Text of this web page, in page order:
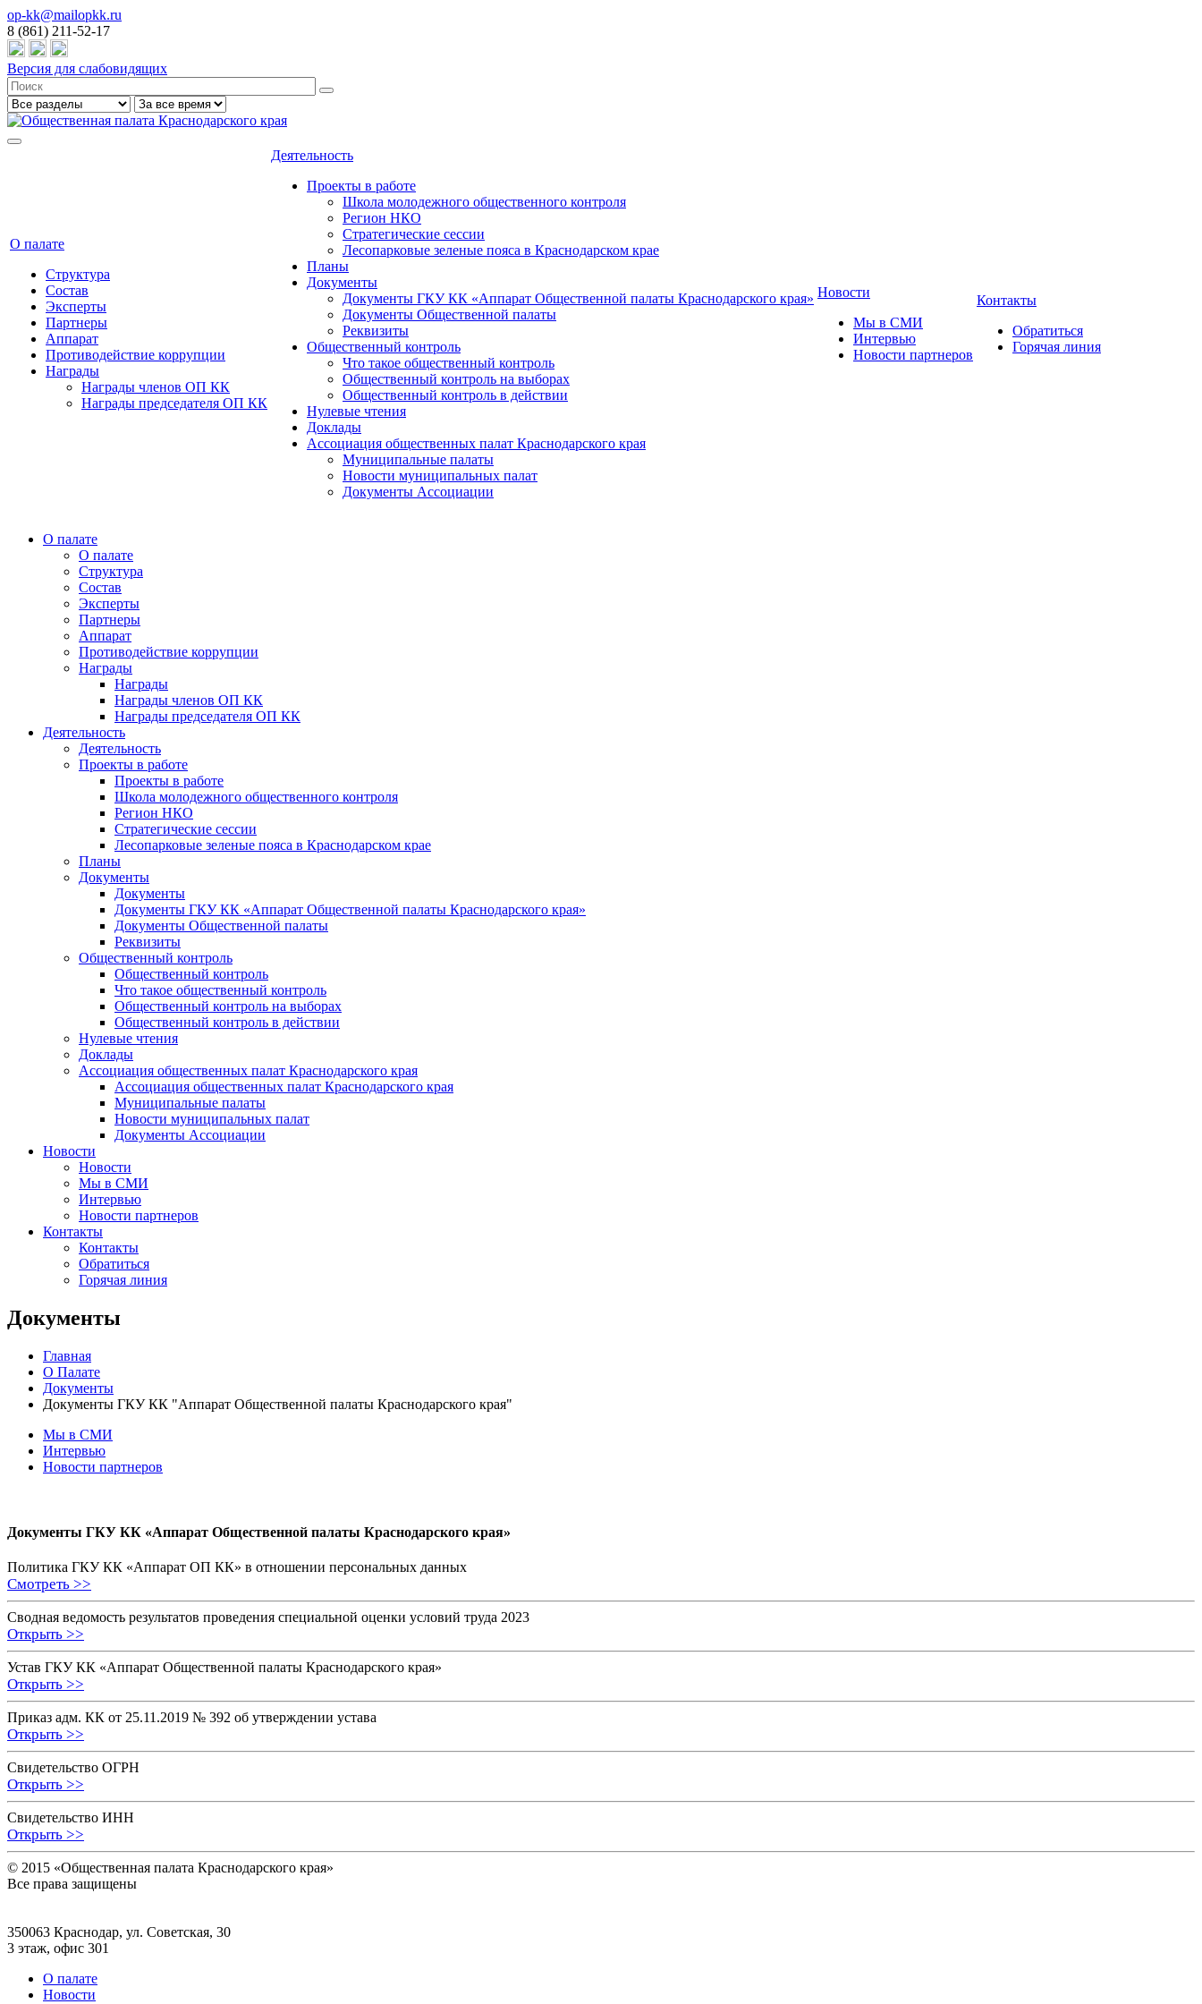
op-kk@mailopkk.ru
8 (861) 211-52-17
Версия для слабовидящих
О палате
Структура
Состав
Эксперты
Партнеры
Аппарат
Противодействие коррупции
Награды
Награды членов ОП КК
Награды председателя ОП КК
Деятельность
Проекты в работе
Школа молодежного общественного контроля
Регион НКО
Стратегические сессии
Лесопарковые зеленые пояса в Краснодарском крае
Планы
Документы
Документы ГКУ КК «Аппарат Общественной палаты Краснодарского края»
Документы Общественной палаты
Реквизиты
Общественный контроль
Что такое общественный контроль
Общественный контроль на выборах
Общественный контроль в действии
Нулевые чтения
Доклады
Ассоциация общественных палат Краснодарского края
Муниципальные палаты
Новости муниципальных палат
Документы Ассоциации
Новости
Мы в СМИ
Интервью
Новости партнеров
Контакты
Обратиться
Горячая линия
О палате
О палате
Структура
Состав
Эксперты
Партнеры
Аппарат
Противодействие коррупции
Награды
Награды
Награды членов ОП КК
Награды председателя ОП КК
Деятельность
Деятельность
Проекты в работе
Проекты в работе
Школа молодежного общественного контроля
Регион НКО
Стратегические сессии
Лесопарковые зеленые пояса в Краснодарском крае
Планы
Документы
Документы
Документы ГКУ КК «Аппарат Общественной палаты Краснодарского края»
Документы Общественной палаты
Реквизиты
Общественный контроль
Общественный контроль
Что такое общественный контроль
Общественный контроль на выборах
Общественный контроль в действии
Нулевые чтения
Доклады
Ассоциация общественных палат Краснодарского края
Ассоциация общественных палат Краснодарского края
Муниципальные палаты
Новости муниципальных палат
Документы Ассоциации
Новости
Новости
Мы в СМИ
Интервью
Новости партнеров
Контакты
Контакты
Обратиться
Горячая линия
Документы
Главная
О Палате
Документы
Документы ГКУ КК "Аппарат Общественной палаты Краснодарского края"
Мы в СМИ
Интервью
Новости партнеров
Документы ГКУ КК «Аппарат Общественной палаты Краснодарского края»
Политика ГКУ КК «Аппарат ОП КК» в отношении персональных данных
Смотреть >>
Сводная ведомость результатов проведения специальной оценки условий труда 2023
Открыть >>
Устав ГКУ КК «Аппарат Общественной палаты Краснодарского края»
Открыть >>
Приказ адм. КК от 25.11.2019 № 392 об утверждении устава
Открыть >>
Свидетельство ОГРН
Открыть >>
Свидетельство ИНН
Открыть >>
© 2015 «Общественная палата Краснодарского края»
Все права защищены
350063 Краснодар, ул. Советская, 30
3 этаж, офис 301
О палате
Новости